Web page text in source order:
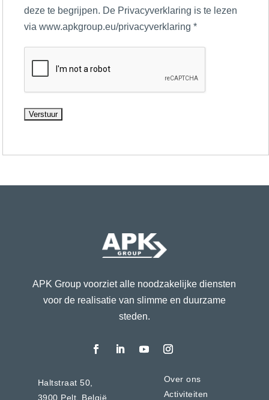
deze te begrijpen. De Privacyverklaring is te lezen
via www.apkgroup.eu/privacyverklaring*
APK Group voorziet alle noodzakelijke diensten
voor de realisatie van slimme en duurzame
steden.
Haltstraat 50,
3900 Pelt, België
Over ons
Activiteiten